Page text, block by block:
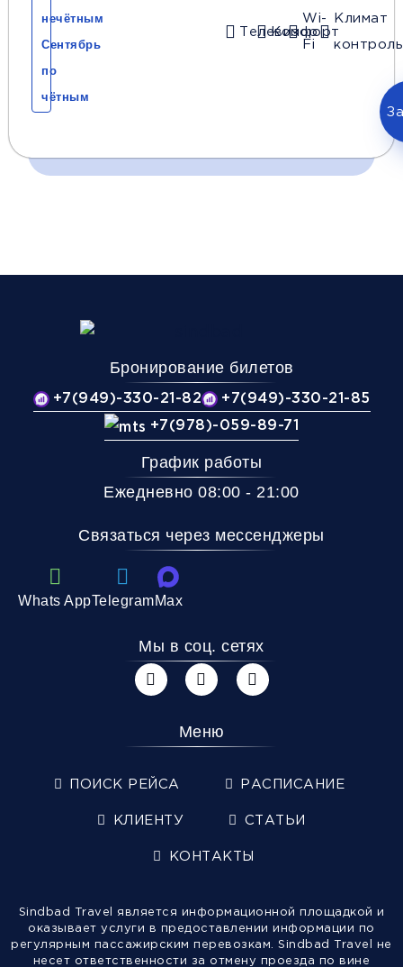
нечётным
Сентябрь
по
чётным
Телевизор
Комфорт
Wi-
Fi
Климат
контроль
Телевизор Комфорт
Wi-Fi
Климат контроль
Дополнительный багаж - 250Р
Бронирование билетов
+7(949)-330-21-82
+7(949)-330-21-85
+7(978)-059-89-71
График работы
Ежедневно 08:00 - 21:00
Связаться через мессенджеры
Whats AppTelegramMax
Мы в соц. сетях
Меню
ПОИСК РЕЙСА РАСПИСАНИЕ
КЛИЕНТУ СТАТЬИ
КОНТАКТЫ
Sindbad Travel является информационной площадкой и
оказывает услуги в предоставлении информации по
регулярным пассажирским перевозкам. Sindbad Travel не
несет ответственности за отмену проезда по вине